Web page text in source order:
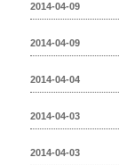
2014-04-09
2014-04-09
2014-04-04
2014-04-03
2014-04-03